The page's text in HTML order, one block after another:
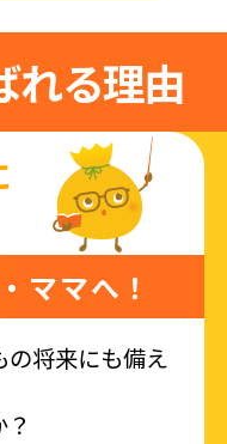
れる理由
ママへ！
将来にも備え